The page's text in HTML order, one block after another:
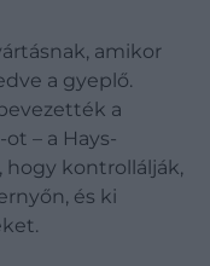
amikor
a gyeplő.
a
– a Hays-
hogy kontrollálják,
és ki